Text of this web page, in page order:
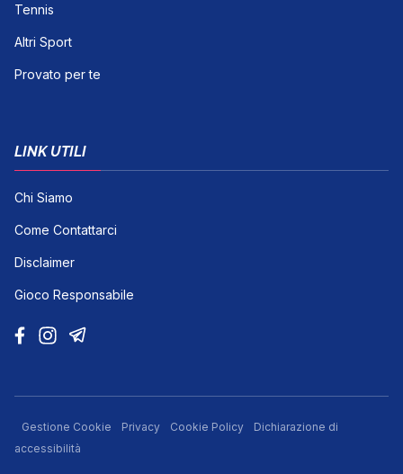
Tennis
Altri Sport
Provato per te
LINK UTILI
Chi Siamo
Come Contattarci
Disclaimer
Gioco Responsabile
Gestione Cookie Privacy Cookie Policy
Dichiarazione di
accessibilità